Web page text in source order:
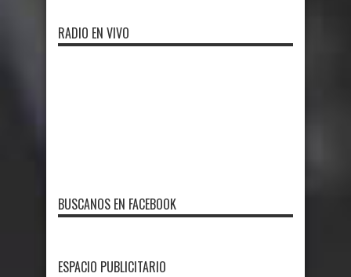
RADIO EN VIVO
BUSCANOS EN FACEBOOK
ESPACIO PUBLICITARIO